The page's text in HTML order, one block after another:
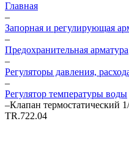
Главная
–
Запорная и регулирующая
–
Предохранительная арматура
–
Регуляторы давления,
–
Регулятор температуры воды
–Клапан термостатический
TR.722.04